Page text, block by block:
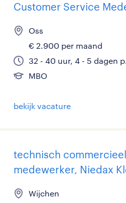
Customer Service
Oss
€ 2.900 per maand
32 - 40 uur, 4 - 5 dagen
MBO
bekijk vacature
technisch commercieel
medewerker, Niedax
Wijchen